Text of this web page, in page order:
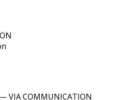
VIA COMMUNICATION